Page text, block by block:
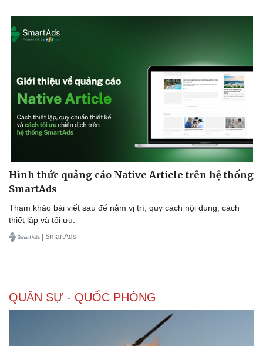
Hình thức quảng cáo Native Article trên hệ thống
SmartAds
Tham khảo bài viết sau để nắm vị trí, quy cách nội dung, cách
thiết lập và tối ưu.
| SmartAds
QUÂN SỰ - QUỐC PHÒNG